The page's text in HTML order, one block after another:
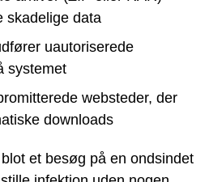
skadelige data
uautoriserede
systemet
websteder, der
downloads
et besøg på en ondsindet